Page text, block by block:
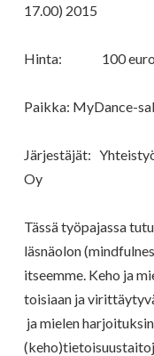
17.00) 2015
Hinta: 100 euroa
Paikka: MyDance-
Järjestäjät:
Oy
Tässä työpajassa
läsnäolon
itseemme. Keho ja
toisiaan ja
ja mielen